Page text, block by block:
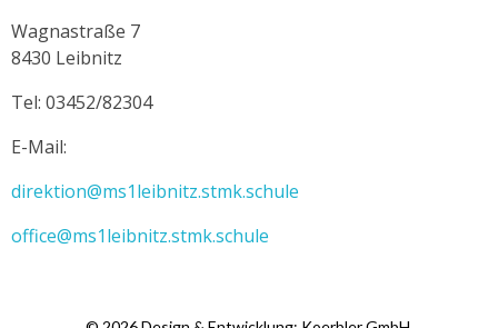
Wagnastraße 7
8430 Leibnitz
Tel: 03452/82304
E-Mail:
direktion@ms1leibnitz.stmk.schule
office@ms1leibnitz.stmk.schule